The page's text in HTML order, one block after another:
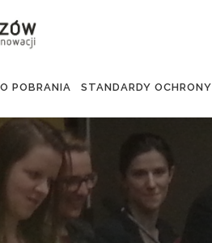
POBRANIA STANDARDY OCHRONY